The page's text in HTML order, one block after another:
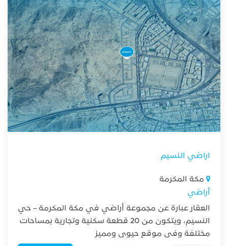
اراضي النسيم
مكة المكرمة
أراضي
العقار عبارة عن مجموعة أراضي في مكة المكرمة – حي
النسيم، ويتكون من 20 قطعة سكنية وتجارية بمساحات
مختلفة وفي موقع حيوي ومميز